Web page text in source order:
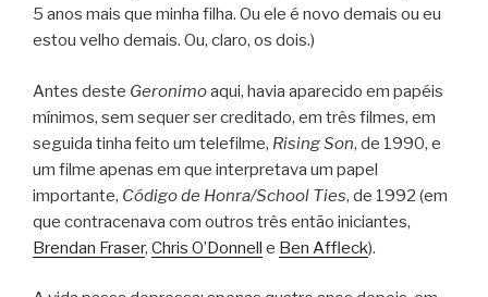
5 anos mais que minha filha. Ou ele é novo demais ou eu
estou velho demais. Ou, claro, os dois.)
Antes deste Geronimoaqui, havia aparecido em papéis
mínimos, sem sequer ser creditado, em três filmes, em
seguida tinha feito um telefilme, Rising Son, de 1990, e
um filme apenas em que interpretava um papel
importante, Código de Honra/School Ties, de 1992 (em
que contracenava com outros três então iniciantes,
Brendan Fraser, Chris O’Donnell e Ben Affleck).